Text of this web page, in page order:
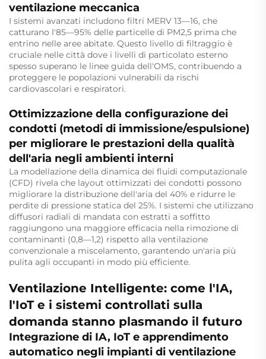
ventilazione meccanica
I sistemi avanzati includono filtri MERV 13—16, che
catturano l'85—95% delle particelle di PM2,5 prima che
entrino nelle aree abitate. Questo livello di filtraggio è
cruciale nelle città dove i livelli di particolato esterno
spesso superano le linee guida dell'OMS, contribuendo a
proteggere le popolazioni vulnerabili da rischi
cardiovascolari e respiratori.
Ottimizzazione della configurazione dei
condotti (metodi di immissione/espulsione)
per migliorare le prestazioni della qualità
dell'aria negli ambienti interni
La modellazione della dinamica dei fluidi computazionale
(CFD) rivela che layout ottimizzati dei condotti possono
migliorare la distribuzione dell'aria del 40% e ridurre le
perdite di pressione statica del 25%. I sistemi che utilizzano
diffusori radiali di mandata con estratti a soffitto
raggiungono una maggiore efficacia nella rimozione di
contaminanti (0,8—1,2) rispetto alla ventilazione
convenzionale a miscelamento, garantendo un'aria più
pulita agli occupanti in modo più efficiente.
Ventilazione Intelligente: come l'IA,
l'IoT e i sistemi controllati sulla
domanda stanno plasmando il futuro
Integrazione di IA, IoT e apprendimento
automatico negli impianti di ventilazione